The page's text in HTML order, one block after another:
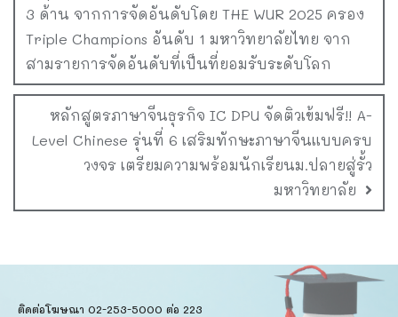
3 ด้าน จากการจัดอันดับโดย THE WUR 2025 ครอง
Triple Champions อันดับ 1 มหาวิทยาลัยไทย จาก
สามรายการจัดอันดับที่เป็นที่ยอมรับระดับโลก
หลักสูตรภาษาจีนธุรกิจ IC DPU จัดติวเข้มฟรี!! A-
Level Chinese รุ่นที่ 6 เสริมทักษะภาษาจีนแบบครบ
วงจร เตรียมความพร้อมนักเรียนม.ปลายสู่รั้ว
มหาวิทยาลัย
ติดต่อโฆษณา 02-253-5000​ ต่อ 223